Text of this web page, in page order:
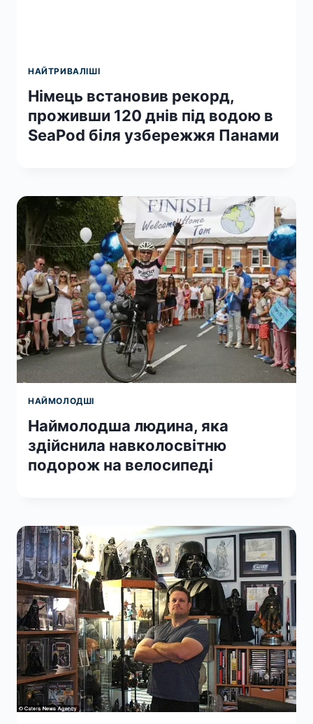
НАЙТРИВАЛІШІ
Німець встановив рекорд,
проживши 120 днів під водою в
SeaPod біля узбережжя Панами
НАЙМОЛОДШІ
Наймолодша людина, яка
здійснила навколосвітню
подорож на велосипеді